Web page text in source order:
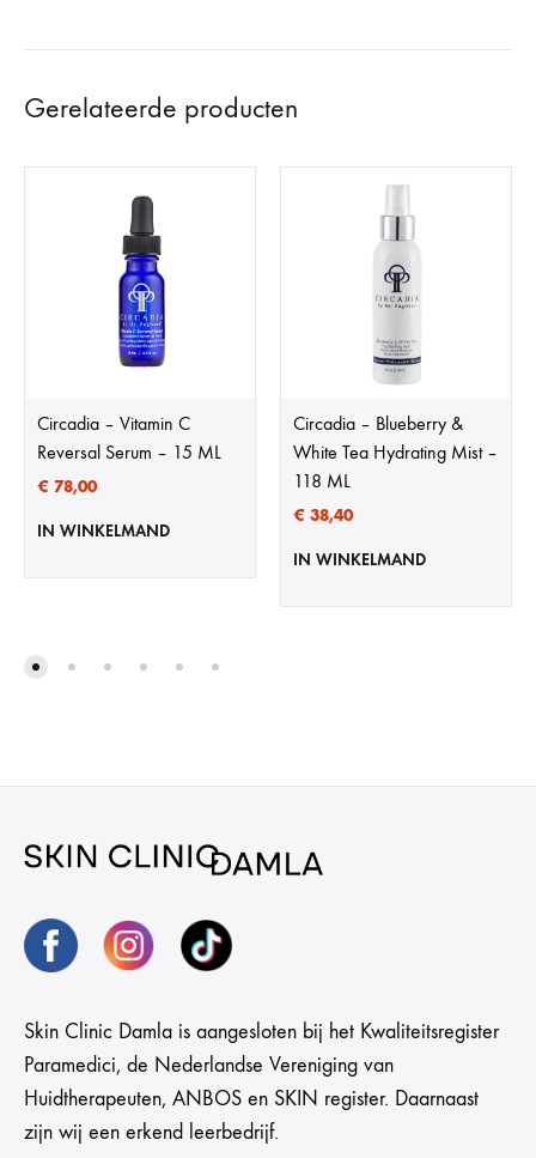
Gerelateerde producten
Circadia – Vitamin C
Reversal Serum – 15 ML
€ 78,00
IN WINKELMAND
Circadia – Blueberry &
White Tea Hydrating Mist –
118 ML
€ 38,40
IN WINKELMAND
Skin Clinic Damla is aangesloten bij het Kwaliteitsregister
Paramedici, de Nederlandse Vereniging van
Huidtherapeuten, ANBOS en SKIN register. Daarnaast
zijn wij een erkend leerbedrijf.